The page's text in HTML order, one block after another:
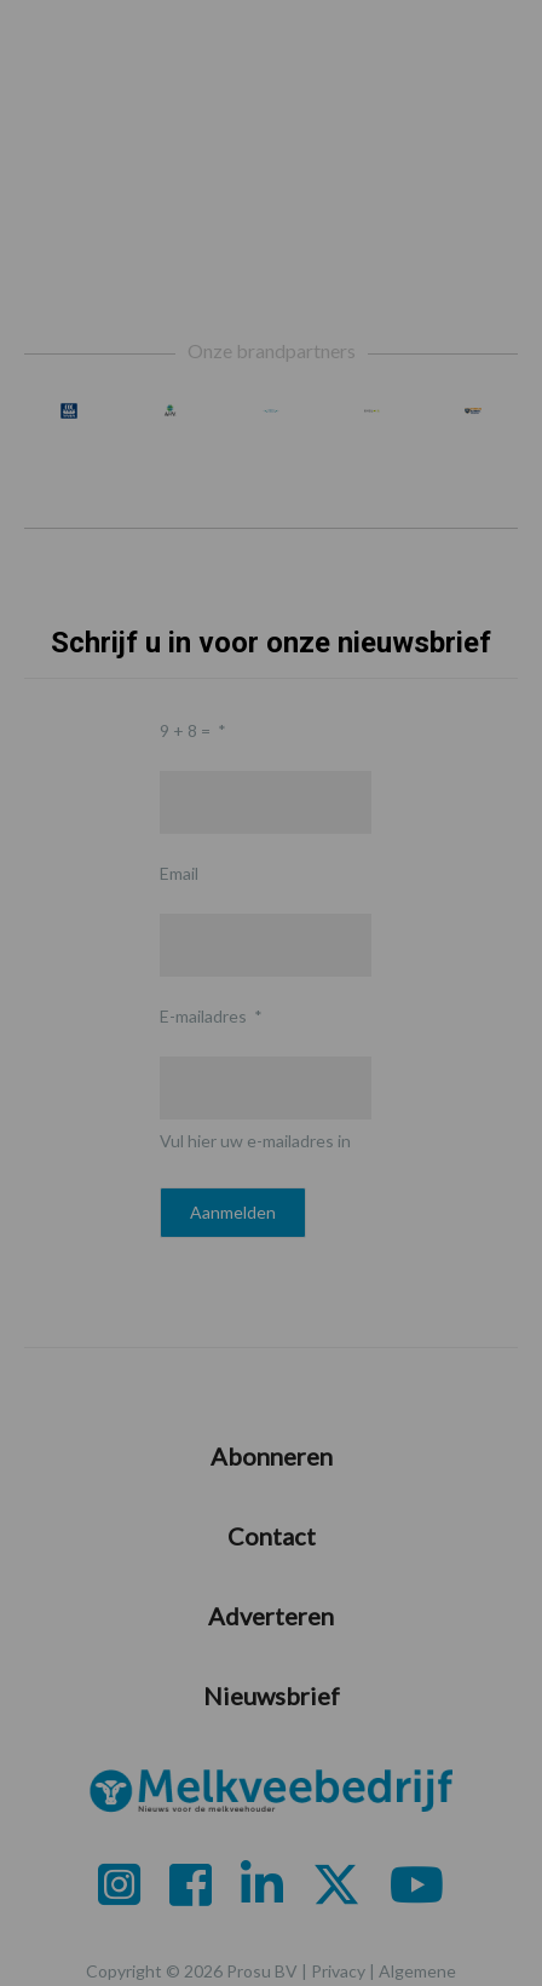
Onze brandpartners
Schrijf u in voor onze nieuwsbrief
9 + 8 = *
Email
E-mailadres *
Vul hier uw e-mailadres in
Abonneren
Contact
Adverteren
Nieuwsbrief
Copyright © 2026 Prosu BV | Privacy | Algemene